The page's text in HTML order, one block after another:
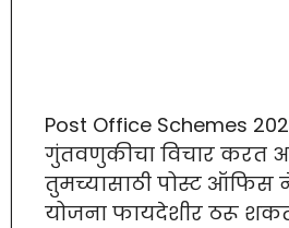
Post Office Schemes
गुंतवणुकीचा विचार करत
तुमच्यासाठी पोस्ट
योजना फायदेशीर ठरू